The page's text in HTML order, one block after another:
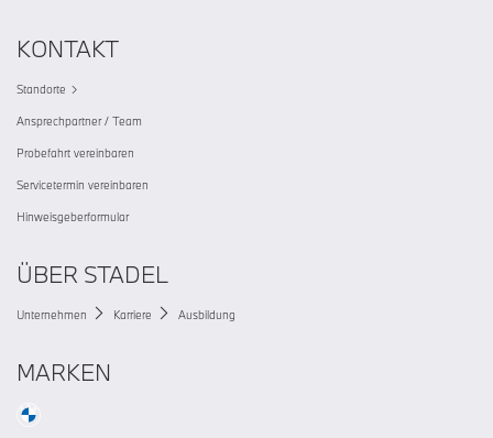
KONTAKT
Standorte
Ansprechpartner / Team
Probefahrt vereinbaren
Servicetermin vereinbaren
Hinweisgeberformular
ÜBER STADEL
Unternehmen Karriere Ausbildung
MARKEN